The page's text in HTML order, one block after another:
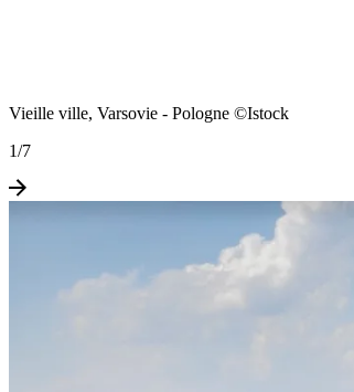
Vieille ville, Varsovie - Pologne ©Istock
1/7